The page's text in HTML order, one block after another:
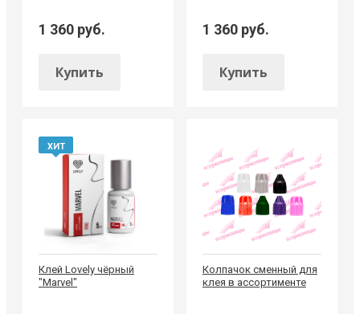
1 360 руб.
Купить
1 360 руб.
Купить
ХИТ
Клей Lovely чёрный
"Marvel"
Колпачок сменный для
клея в ассортименте